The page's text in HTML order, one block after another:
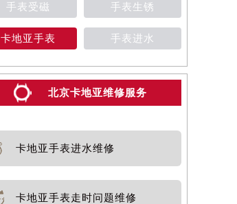
手表受磁 手表生锈
卡地亚手表 手表进水
北京卡地亚维修服务
卡地亚手表进水维修
卡地亚手表走时问题维修